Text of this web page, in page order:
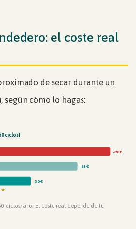
el coste real
de secar durante un
según cómo lo hagas:
ciclos)
~90 €
~65 €
~30 €
★
ciclos/año. El coste real depende de tu